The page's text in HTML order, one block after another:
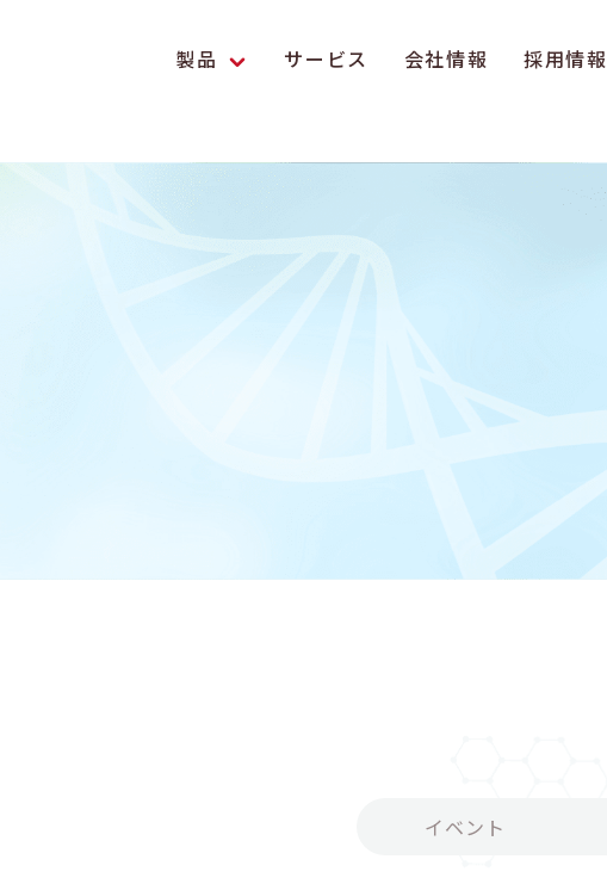
イエンス研究への貢献
製品 サービス 会社情報 採用情報
イベント